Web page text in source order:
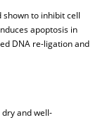
shown to inhibit cell
apoptosis in
DNA re-ligation and
and well-